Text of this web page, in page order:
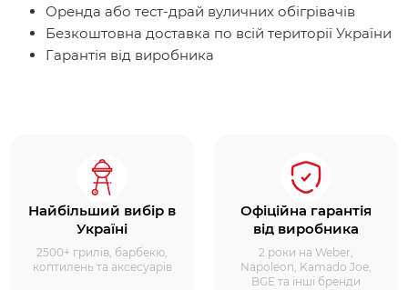
Оренда або тест-драй вуличних обігрівачів
Безкоштовна доставка по всій території України
Гарантія від виробника
Найбільший вибір в
Україні
2500+ грилів, барбекю,
коптилень та аксесуарів
Офіційна гарантія
від виробника
2 роки на Weber,
Napoleon, Kamado Joe,
BGE та інші бренди